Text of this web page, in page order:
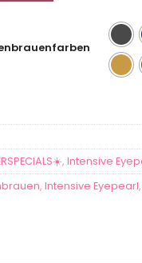
, Intensive
, Intensive Eyepearl,